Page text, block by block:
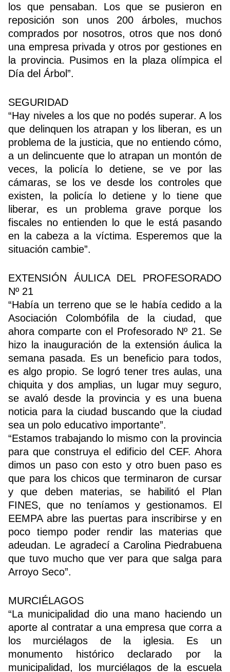
los que pensaban. Los que se pusieron en
reposición son unos 200 árboles, muchos
comprados por nosotros, otros que nos donó
una empresa privada y otros por gestiones en
la provincia. Pusimos en la plaza olímpica el
Día del Árbol”.
SEGURIDAD
“Hay niveles a los que no podés superar. A los
que delinquen los atrapan y los liberan, es un
problema de la justicia, que no entiendo cómo,
a un delincuente que lo atrapan un montón de
veces, la policía lo detiene, se ve por las
cámaras, se los ve desde los controles que
existen, la policía lo detiene y lo tiene que
liberar, es un problema grave porque los
fiscales no entienden lo que le está pasando
en la cabeza a la víctima. Esperemos que la
situación cambie”.
EXTENSIÓN ÁULICA DEL PROFESORADO
Nº 21
“Había un terreno que se le había cedido a la
Asociación Colombófila de la ciudad, que
ahora comparte con el Profesorado Nº 21. Se
hizo la inauguración de la extensión áulica la
semana pasada. Es un beneficio para todos,
es algo propio. Se logró tener tres aulas, una
chiquita y dos amplias, un lugar muy seguro,
se avaló desde la provincia y es una buena
noticia para la ciudad buscando que la ciudad
sea un polo educativo importante”.
“Estamos trabajando lo mismo con la provincia
para que construya el edificio del CEF. Ahora
dimos un paso con esto y otro buen paso es
que para los chicos que terminaron de cursar
y que deben materias, se habilitó el Plan
FINES, que no teníamos y gestionamos. El
EEMPA abre las puertas para inscribirse y en
poco tiempo poder rendir las materias que
adeudan. Le agradecí a Carolina Piedrabuena
que tuvo mucho que ver para que salga para
Arroyo Seco”.
MURCIÉLAGOS
“La municipalidad dio una mano haciendo un
aporte al contratar a una empresa que corra a
los murciélagos de la iglesia. Es un
monumento histórico declarado por la
municipalidad, los murciélagos de la escuela